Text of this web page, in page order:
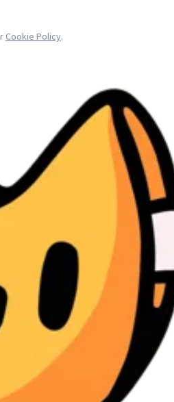
Заработать Кабинет поставщика
Как получать выгоднее?
Поддержка